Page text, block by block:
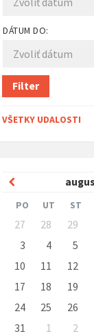
DÁTUM DO:
Filter
VŠETKY UDALOSTI
Predchádzajúci
mesiac
PO UT ST
Preskočit
kalendárne
27 28 29
3
4 5
10
11 12
17
18 19
24
25 26
31
1 2